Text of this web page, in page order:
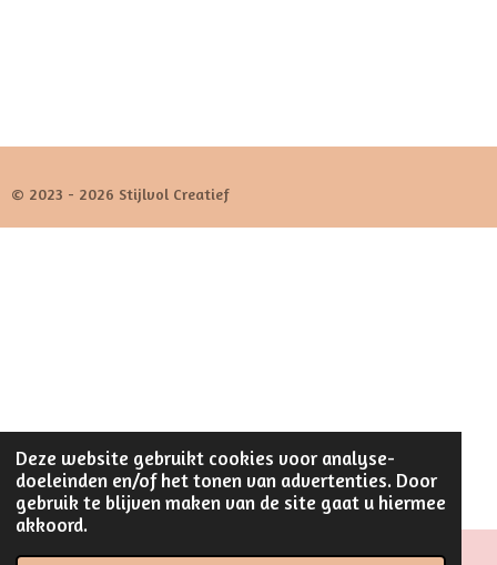
Deze website gebruikt cookies voor analyse-
doeleinden en/of het tonen van advertenties. Door
gebruik te blijven maken van de site gaat u hiermee
akkoord.
© 2023 - 2026 Stijlvol Creatief